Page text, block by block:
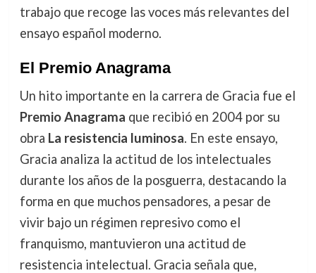
trabajo que recoge las voces más relevantes del
ensayo español moderno.
El Premio Anagrama
Un hito importante en la carrera de Gracia fue el
Premio Anagrama que recibió en 2004 por su
obra La resistencia luminosa. En este ensayo,
Gracia analiza la actitud de los intelectuales
durante los años de la posguerra, destacando la
forma en que muchos pensadores, a pesar de
vivir bajo un régimen represivo como el
franquismo, mantuvieron una actitud de
resistencia intelectual. Gracia señala que,